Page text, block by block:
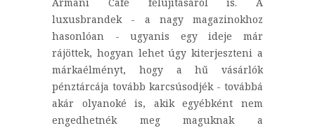
Armani Café felújításáról is. A
luxusbrandek - a nagy magazinokhoz
hasonlóan - ugyanis egy ideje már
rájöttek, hogyan lehet úgy kiterjeszteni a
márkaélményt, hogy a hű vásárlók
pénztárcája tovább karcsúsodjék - továbbá
akár olyanoké is, akik egyébként nem
engedhetnék meg maguknak a